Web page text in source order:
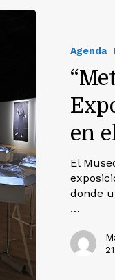
Agenda
en
El
donde
…